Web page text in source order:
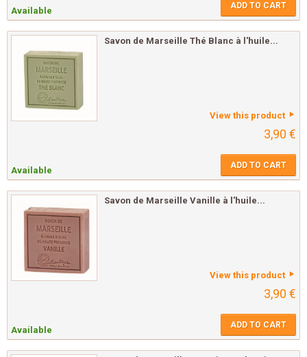
Available ADD TO CART
Savon de Marseille Thé Blanc à l'huile...
View this product
3,90 €
Available ADD TO CART
Savon de Marseille Vanille à l'huile...
View this product
3,90 €
Available ADD TO CART